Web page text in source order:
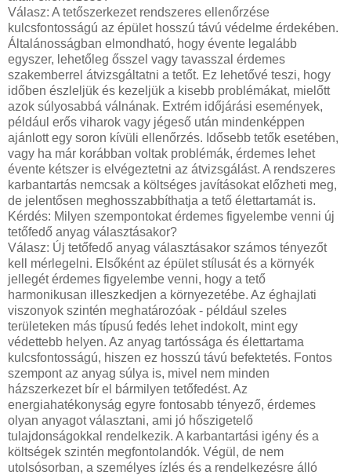
Válasz: A tetőszerkezet rendszeres ellenőrzése
kulcsfontosságú az épület hosszú távú védelme érdekében.
Általánosságban elmondható, hogy évente legalább
egyszer, lehetőleg ősszel vagy tavasszal érdemes
szakemberrel átvizsgáltatni a tetőt. Ez lehetővé teszi, hogy
időben észleljük és kezeljük a kisebb problémákat, mielőtt
azok súlyosabbá válnának. Extrém időjárási események,
például erős viharok vagy jégeső után mindenképpen
ajánlott egy soron kívüli ellenőrzés. Idősebb tetők esetében,
vagy ha már korábban voltak problémák, érdemes lehet
évente kétszer is elvégeztetni az átvizsgálást. A rendszeres
karbantartás nemcsak a költséges javításokat előzheti meg,
de jelentősen meghosszabbíthatja a tető élettartamát is.
Kérdés: Milyen szempontokat érdemes figyelembe venni új
tetőfedő anyag választásakor?
Válasz: Új tetőfedő anyag választásakor számos tényezőt
kell mérlegelni. Elsőként az épület stílusát és a környék
jellegét érdemes figyelembe venni, hogy a tető
harmonikusan illeszkedjen a környezetébe. Az éghajlati
viszonyok szintén meghatározóak - például szeles
területeken más típusú fedés lehet indokolt, mint egy
védettebb helyen. Az anyag tartóssága és élettartama
kulcsfontosságú, hiszen ez hosszú távú befektetés. Fontos
szempont az anyag súlya is, mivel nem minden
házszerkezet bír el bármilyen tetőfedést. Az
energiahatékonyság egyre fontosabb tényező, érdemes
olyan anyagot választani, ami jó hőszigetelő
tulajdonságokkal rendelkezik. A karbantartási igény és a
költségek szintén megfontolandók. Végül, de nem
utolsósorban, a személyes ízlés és a rendelkezésre álló